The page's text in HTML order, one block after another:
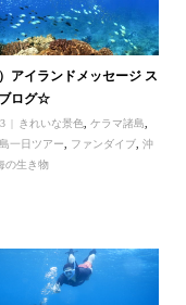
アイランドメッセージ ス
ログ☆
きれいな景色 ,ケラマ諸島
一日ツアー
ファンダイブ ,沖
の生き物